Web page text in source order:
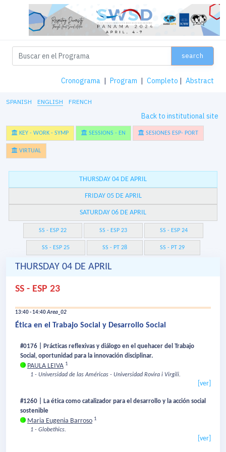
search
Cronograma | Program | Completo | Abstract
SPANISH ENGLISH FRENCH
Back to institutional site
KEY - WORK - SYMP SESSIONS - EN SESIONES ESP- PORT
VIRTUAL
THURSDAY 04 DE APRIL
FRIDAY 05 DE APRIL
SATURDAY 06 DE APRIL
SS - ESP 22 SS - ESP 23 SS - ESP 24
SS - ESP 25 SS - PT 28 SS - PT 29
THURSDAY 04 DE APRIL
SS - ESP 23
13:40 - 14:40Area_02
Ética en el Trabajo Social y Desarrollo Social
#0176 | Prácticas reflexivas y diálogo en el quehacer del Trabajo
Social, oportunidad para la innovación disciplinar.
PAULA LEIVA 1
1 - Universidad de las Américas - Universidad Rovira i Virgili.
[ver]
#1260 | La ética como catalizador para el desarrollo y la acción social
sostenible
Maria Eugenia Barroso 1
1 - Globethics.
[ver]